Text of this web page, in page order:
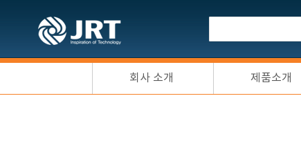
회사 소개 제품소개